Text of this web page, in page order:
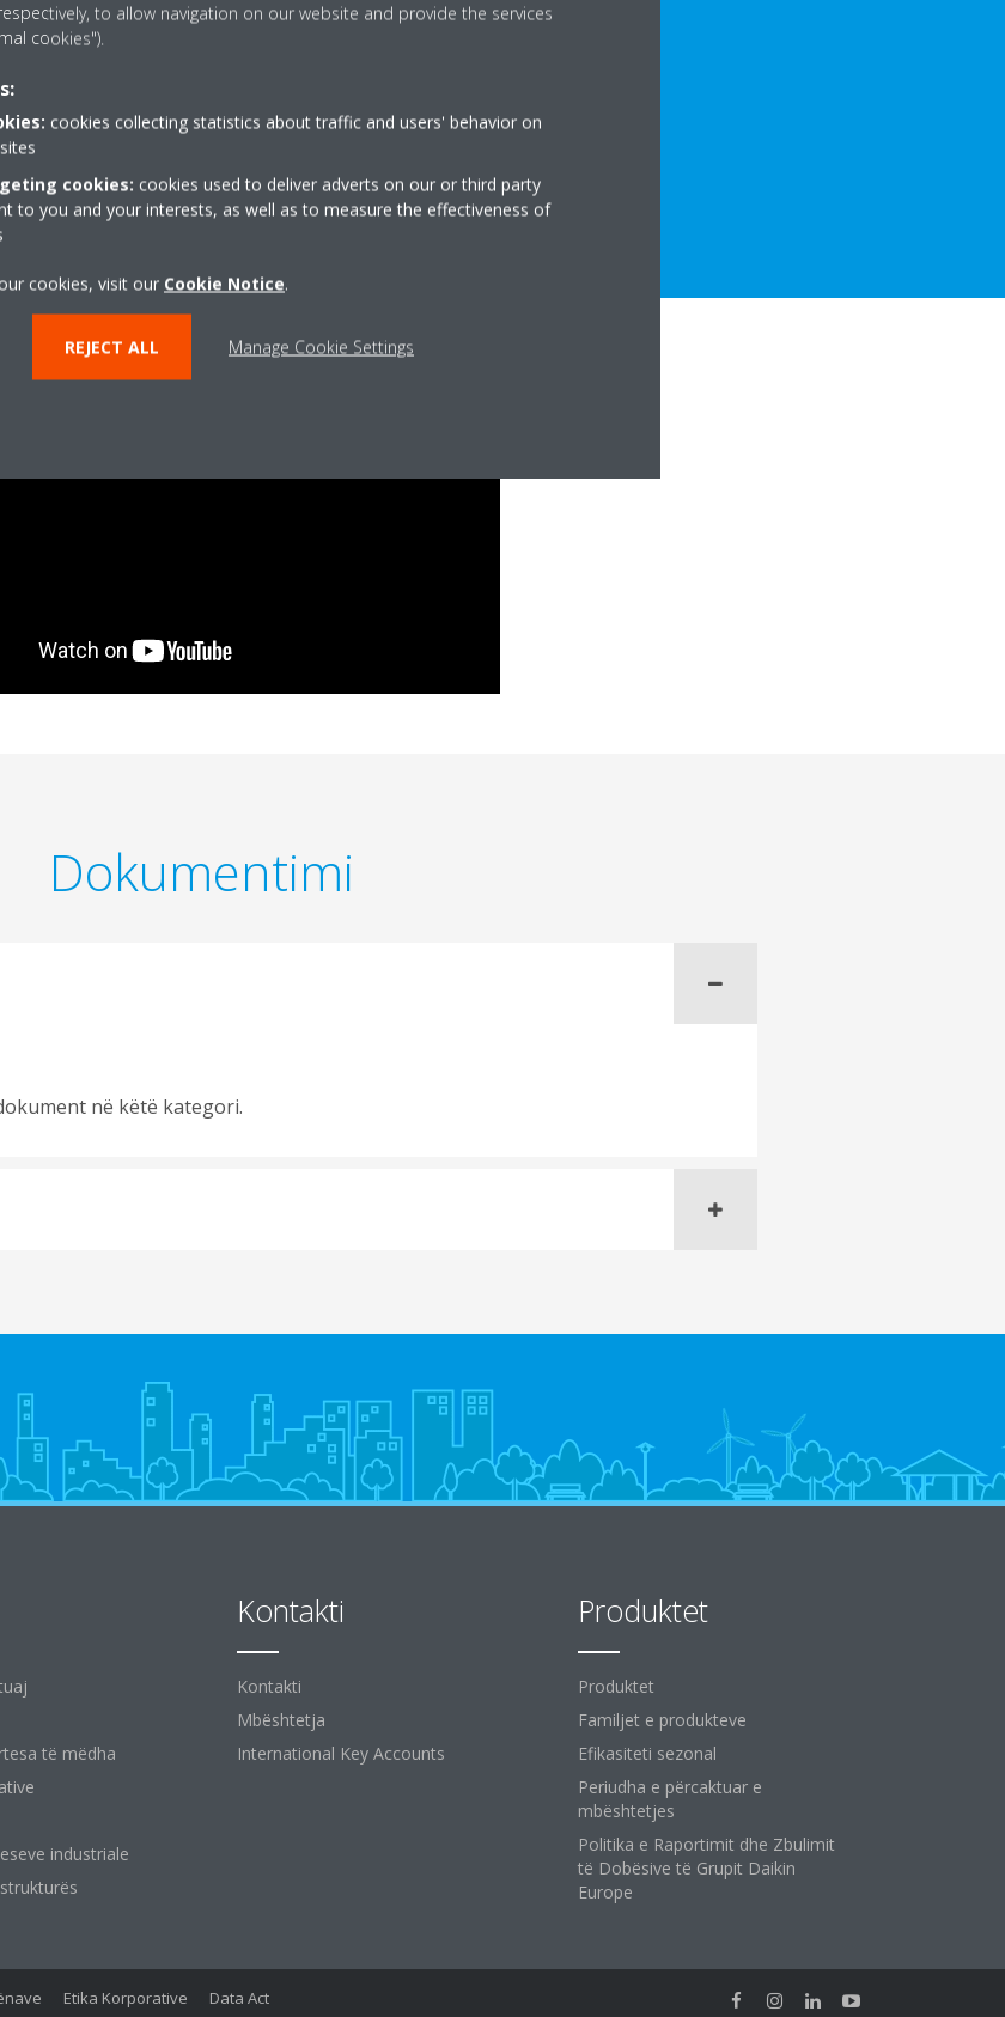
Detajet teknike
TË PRODUKTIT SHIKONI DETAJET TEKNIKE TË PRODUKTIT
Dokumentimi
në këtë kategori.
të mëdha
industriale
Kontakti
Kontakti
Mbështetja
International Key Accounts
Produktet
Produktet
Familjet e produkteve
Efikasiteti sezonal
Periudha e përcaktuar e
mbështetjes
Politika e Raportimit dhe Zbulimit
të Dobësive të Grupit Daikin
Europe
Etika Korporative Data Act
to allow navigation on our website and provide the services
cookies").
cookies collecting statistics about traffic and users' behavior on
cookies: cookies used to deliver adverts on our or third party
to you and your interests, as well as to measure the effectiveness of
cookies, visit our Cookie Notice.
REJECT ALL Manage Cookie Settings